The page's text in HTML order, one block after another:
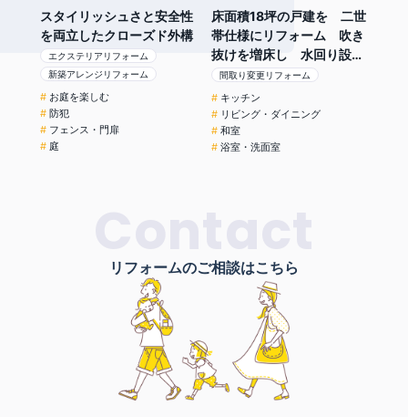
スタイリッシュさと安全性
を両立したクローズド外構
エクステリアリフォーム
新築アレンジリフォーム
お庭を楽しむ
防犯
フェンス・門扉
庭
床面積18坪の戸建を 二世
帯仕様にリフォーム 吹き
抜けを増床し 水回り設備
を設置
間取り変更リフォーム
キッチン
リビング・ダイニング
和室
浴室・洗面室
リフォームのご相談はこちら